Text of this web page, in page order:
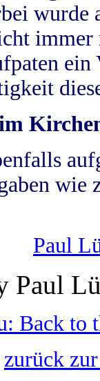
wurde
wie
Paul
Paul
Back to
zurück